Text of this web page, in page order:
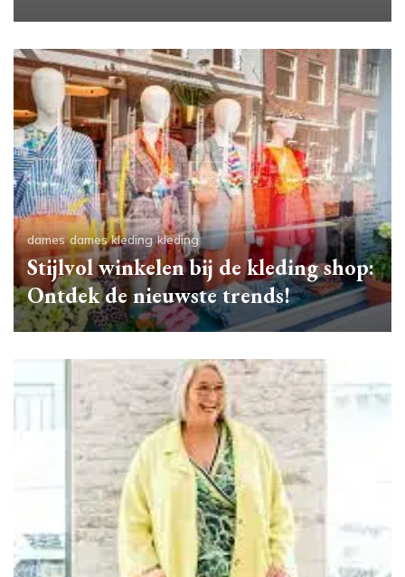
dames dames kleding kleding
Stijlvol winkelen bij de kleding shop:
Ontdek de nieuwste trends!